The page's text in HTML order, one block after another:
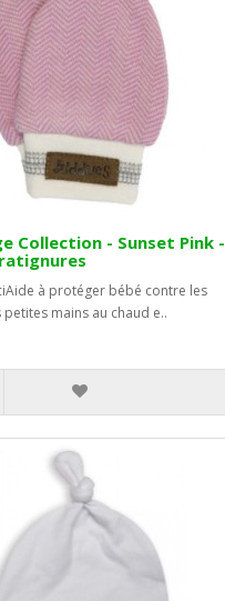
Collection - Sunset Pink -
à protéger bébé contre les
mains au chaud e..